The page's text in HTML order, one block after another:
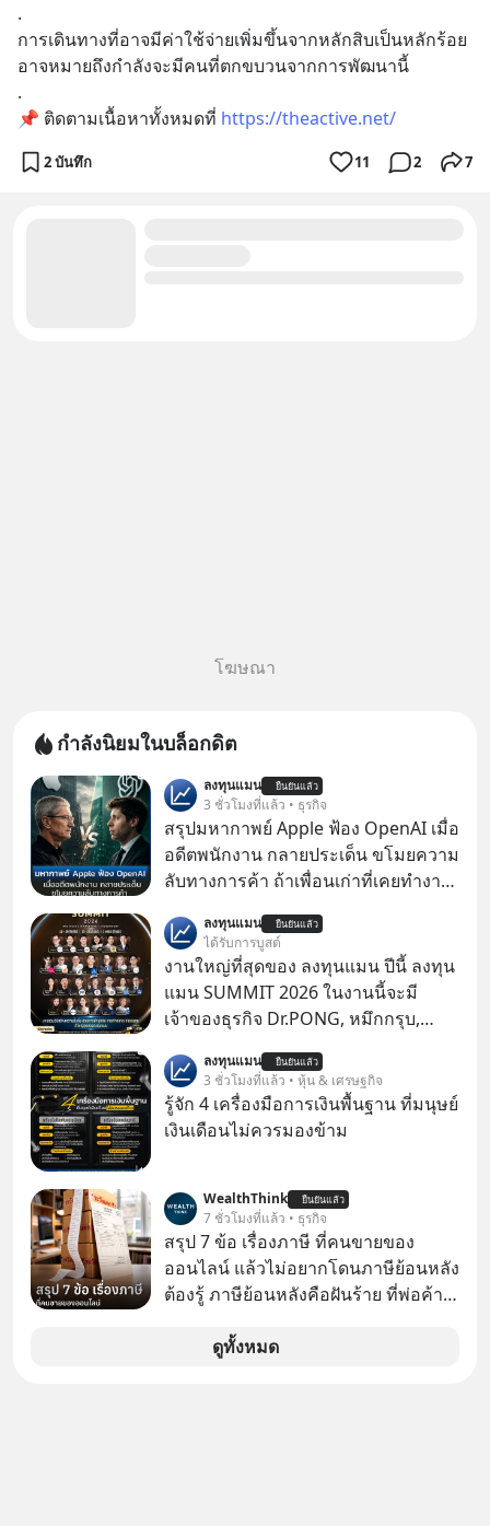
.
การเดินทางที่อาจมีค่าใช้จ่ายเพิ่มขึ้นจากหลักสิบเป็นหลักร้อย
อาจหมายถึงกำลังจะมีคนที่ตกขบวนจากการพัฒนานี้
.
📌 ติดตามเนื้อหาทั้งหมดที่ https://theactive.net/
2 บันทึก 11 2 7
โฆษณา
กำลังนิยมในบล็อกดิต
ลงทุนแมน ยืนยันแล้ว
3 ชั่วโมงที่แล้ว • ธุรกิจ
สรุปมหากาพย์ Apple ฟ้อง OpenAI เมื่อ
อดีตพนักงาน กลายประเด็น ขโมยความ
ลับทางการค้า ถ้าเพื่อนเก่าที่เคยทำงาน
เก่าที่เขาเคยทำไว้ ตอนยังอยู่บริษัท
เดียวกัน
ลงทุนแมน ยืนยันแล้ว
ได้รับการบูสต์
งานใหญ่ที่สุดของ ลงทุนแมน ปีนี้ ลงทุน
แมน SUMMIT 2026 ในงานนี้จะมี
เจ้าของธุรกิจ Dr.PONG, หมึกกรุบ,
Fastwork, MizuMi, KARMART, อิชิตัน
มาแชร์ความรู้การสร้างธุรกิจ
ลงทุนแมน ยืนยันแล้ว
3 ชั่วโมงที่แล้ว • หุ้น & เศรษฐกิจ
รู้จัก 4 เครื่องมือการเงินพื้นฐาน ที่มนุษย์
เงินเดือนไม่ควรมองข้าม
WealthThink ยืนยันแล้ว
7 ชั่วโมงที่แล้ว • ธุรกิจ
สรุป 7 ข้อ เรื่องภาษี ที่คนขายของ
ออนไลน์ แล้วไม่อยากโดนภาษีย้อนหลัง
ต้องรู้ ภาษีย้อนหลังคือฝันร้าย ที่พ่อค้า
ดูทั้งหมด